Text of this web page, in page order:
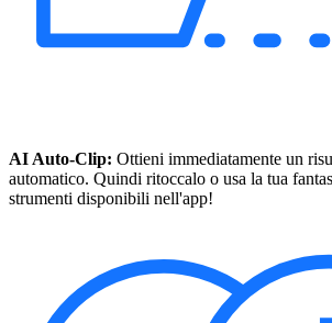
AI Auto-Clip: Ottieni immediatamente un
automatico. Quindi ritoccalo o usa la tua
strumenti disponibili nell'app!